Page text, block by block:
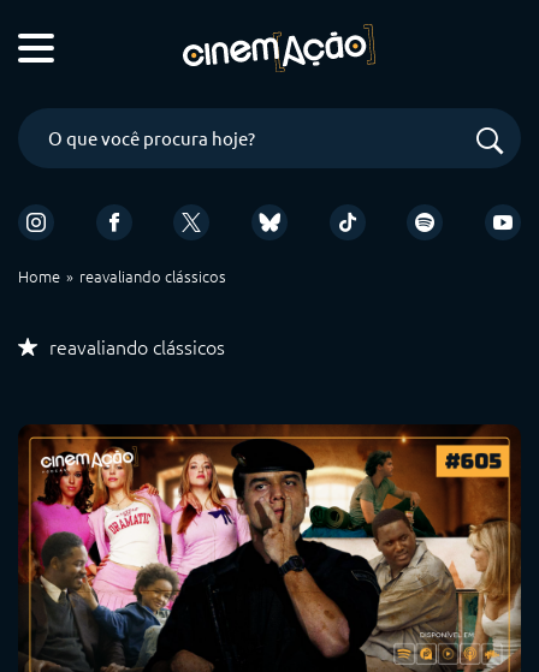
Home reavaliando clássicos
reavaliando clássicos